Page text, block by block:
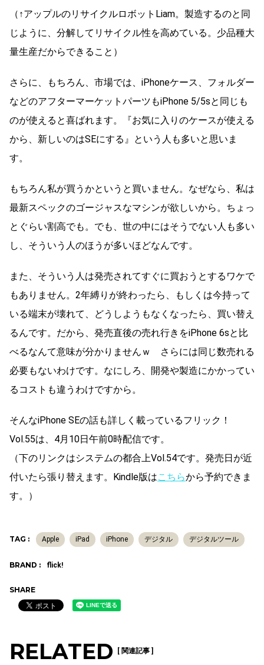
（↑アップルのリサイクルロボットLiam。製造するのと同
じように、分解してリサイクル性を高めている。少品種大
量生産だからできること）
さらに、もちろん、市場では、iPhoneケース、フォルダー
などのアフターマーケットパーツもiPhone 5/5sと同じも
のが使えると喜ばれます。『お気に入りのケースが使える
から、新しいのはSEにする』という人も多いと思いま
す。
もちろん私が買うかというと買いません。なぜなら、私は
最新スペックのゴージャスなマシンが欲しいから。ちょっ
とぐらい割高でも。でも、世の中にはそうでない人も多い
し、そういう人のほうが多いほどなんです。
また、そういう人は発売されてすぐに買おうとするワケで
もありません。2年縛りが終わったら、もしくは今持って
いる端末が壊れて、どうしようもなくなったら、買い替え
るんです。だから、発売直後の売れ行きをiPhone 6sと比
べるなんて意味が分かりませんｗ さらには同じ数売れる
必要もないわけです。なにしろ、開発や製造にかかってい
るコストも違うわけですから。
そんなiPhone SEの話も詳しく載っているフリック！
Vol.55は、4月10日午前0時配信です。
（下のリンクはシステムの都合上Vol.54です。発売日が近
付いたら張り替えます。Kindle版はこちらから予約できま
す。）
TAG : Apple iPad iPhone デジタル デジタルツール
BRAND : flick!
SHARE
RELATED [ 関連記事 ]